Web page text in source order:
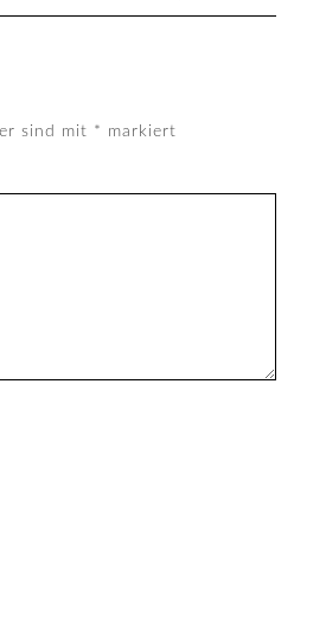
sind mit * markiert